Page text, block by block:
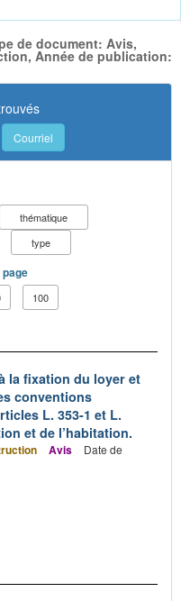
de document: Avis,
Année de publication:
Courriel
thématique
type
100
la fixation du loyer et
conventions
L. 353-1 et L.
et de l’habitation.
Avis
Date de